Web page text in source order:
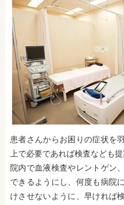
患者さんからお困りの症状を
上で必要であれば検査なども提
院内で血液検査やレントゲン
できるようにし、何度も病院
けさせないように、早ければ